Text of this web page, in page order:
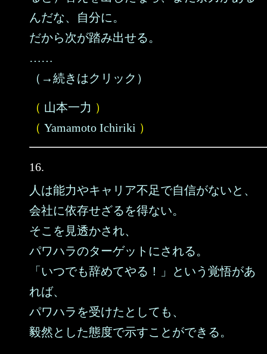
んだな、自分に。
だから次が踏み出せる。
……
（→続きはクリック）
（ 山本一力 ）
（ Yamamoto Ichiriki ）
16.
人は能力やキャリア不足で自信がないと、
会社に依存せざるを得ない。
そこを見透かされ、
パワハラのターゲットにされる。
「いつでも辞めてやる！」という覚悟があ
れば、
パワハラを受けたとしても、
毅然とした態度で示すことができる。